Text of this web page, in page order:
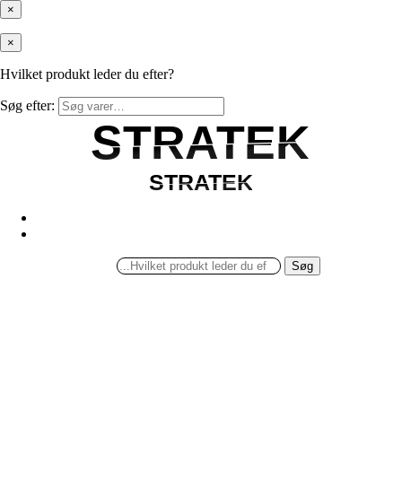
×
×
Hvilket produkt leder du efter?
Søg efter:
STRATEK
STRATEK
STRATEK
STRATEK
Søg